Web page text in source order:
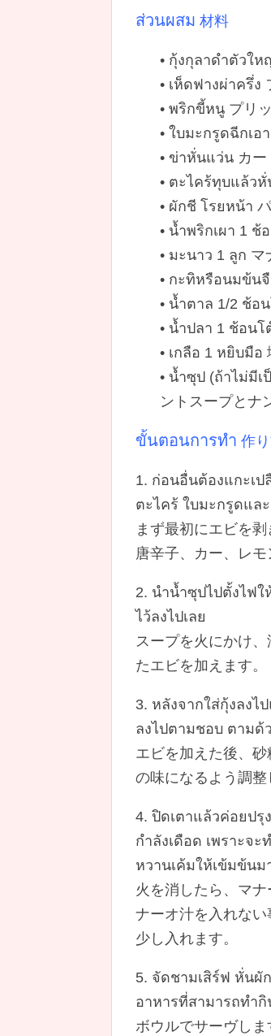
ส่วนผสม 材料
• กุ้งกุลาดำตัวให
• เห็ดฟางผ่าครึ่ง
• พริกขี้หนู プリ
• ใบมะกรูดฉีกเอ
• ข่าหั่นแว่น カー
• ตะไคร้ทุบแล้วหั่
• ผักชี โรยหน้า
• น้ำพริกเผา 1 ช้
• มะนาว 1 ลูก マ
• กะทิหรือนมข้นจื
• น้ำตาล 1/2 ช้อ
• น้ำปลา 1 ช้อนโ
• เกลือ 1 หยิบมือ
• น้ำซุป (ถ้าไม่มีเ
ントスープとナ
ขั้นตอนการทำ 作
1. ก่อนอื่นต้องแกะเป
ตะไคร้ ใบมะกรูดแล
まず最初にエビを
唐辛子、カー、レ
2. นำน้ำซุปไปตั้งไฟใ
ไว้ลงไปเลย
スープを火にかけ
たエビを加えます。
3. หลังจากใส่กุ้งลงไ
ลงไปตามชอบ ตามด้
エビを加えた後、
の味になるよう調整
4. ปิดเตาแล้วค่อยปรุ
กำลังเดือด เพราะจ
หวานเค้มให้เข้มข้นม
火を消したら、マ
ナーオ汁を入れな
少し入れます。
5. จัดชามเสิร์ฟ หั่นผั
อาหารที่สามารถทำ
ボウルでサーヴし